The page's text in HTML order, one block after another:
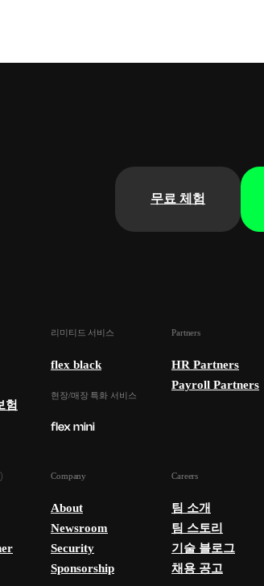
무료 체험
험
리미티드 서비스
flex black
현장/매장 특화 서비스
Partners
HR Partners
Payroll Partners
Company
About
Newsroom
Security
Sponsorship
Careers
팀 소개
팀 스토리
기술 블로그
채용 공고